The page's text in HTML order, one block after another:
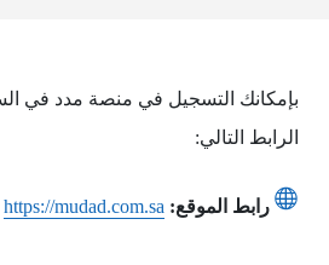
بإمكانك التسجيل في منصة مدد في
الرابط التالي:
رابط الموقع: https://mudad.com.sa